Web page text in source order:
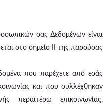
σας Δεδομένων είναι
στο σημείο II της παρούσας
που παρέχετε από εσάς
και που συλλέχθηκαν
περαιτέρω επικοινωνίας,